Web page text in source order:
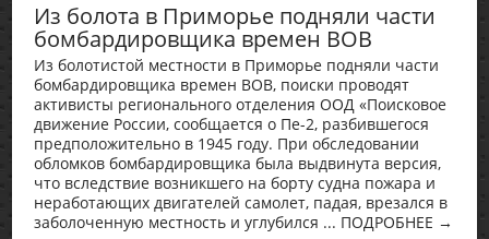
Из болота в Приморье подняли части
бомбардировщика времен ВОВ
Из болотистой местности в Приморье подняли части
бомбардировщика времен ВОВ, поиски проводят
активисты регионального отделения ООД «Поисковое
движение России, сообщается о Пе-2, разбившегося
предположительно в 1945 году. При обследовании
обломков бомбардировщика была выдвинута версия,
что вследствие возникшего на борту судна пожара и
неработающих двигателей самолет, падая, врезался в
заболоченную местность и углубился ... ПОДРОБНЕЕ →